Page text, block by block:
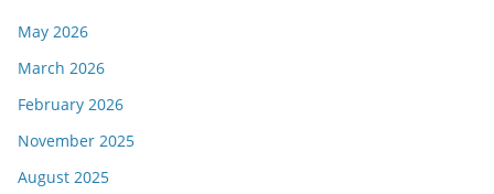
May 2026
March 2026
February 2026
November 2025
August 2025